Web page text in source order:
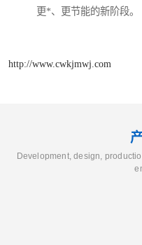
更*、更节能的新阶段。
http://www.cwkjmwj.com
Development, design,